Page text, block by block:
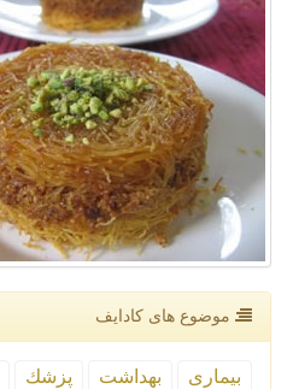
موضوع های كادایف
بیماری بهداشت پزشك